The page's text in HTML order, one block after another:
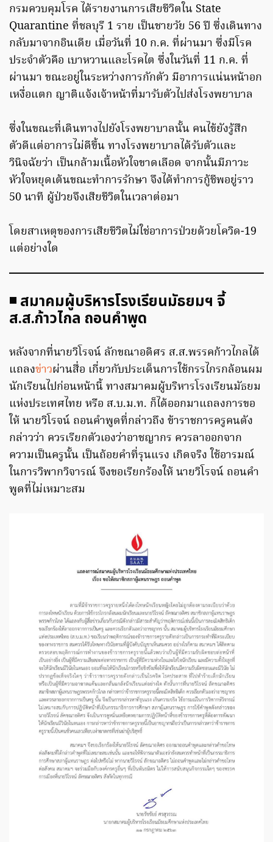
กรมควบคุมโรค ได้รายงานการเสียชีวิตใน State
Quarantine ที่ชลบุรี 1 ราย เป็นชายวัย 56 ปี ซึ่งเดินทาง
กลับมาจากอินเดีย เมื่อวันที่ 10 ก.ค. ที่ผ่านมา ซึ่งมีโรค
ประจำตัวคือ เบาหวานและโรคไต ซึ่งในวันที่ 11 ก.ค. ที่
ผ่านมา ขณะอยู่ในระหว่างการกักตัว มีอาการแน่นหน้าอก
เหงื่อแตก ญาติแจ้งเจ้าหน้าที่มารับตัวไปส่งโรงพยาบาล
ซึ่งในขณะที่เดินทางไปยังโรงพยาบาลนั้น คนไข้ยังรู้สึก
ตัวดีแต่อาการไม่ดีขึ้น ทางโรงพยาบาลได้รับตัวและ
วินิจฉัยว่า เป็นกล้ามเนื้อหัวใจขาดเลือด จากนั้นมีภาวะ
หัวใจหยุดเต้นขณะทำการรักษา จึงได้ทำการกู้ชีพอยู่ราว
50 นาที ผู้ป่วยจึงเสียชีวิตในเวลาต่อมา
โดยสาเหตุของการเสียชีวิตไม่ใช่อาการป่วยด้วยโควิด-19
แต่อย่างใด
◾ สมาคมผู้บริหารโรงเรียนมัธยมฯ จี้
ส.ส.ก้าวไกล ถอนคำพูด
หลังจากที่นายวิโรจน์ ลักขณาอดิศร ส.ส.พรรคก้าวไกลได้
แถลงข่าวผ่านสื่อ เกี่ยวกับประเด็นการใช้กรรไกรกล้อนผม
นักเรียนไปก่อนหน้านี้ ทางสมาคมผู้บริหารโรงเรียนมัธยม
แห่งประเทศไทย หรือ ส.บ.ม.ท. ก็ได้ออกมาแถลงการขอ
ให้ นายวิโรจน์ ถอนคำพูดที่กล่าวถึง ข้าราชการครูคนดัง
กล่าวว่า ควรเรียกตัวเองว่าอาชญากร ควรลาออกจาก
ความเป็นครูนั้น เป็นถ้อยคำที่รุนแรง เกิดจริง ใช้อารมณ์
ในการวิพากวิจารณ์ จึงขอเรียกร้องให้ นายวิโรจน์ ถอนคำ
พูดที่ไม่เหมาะสม